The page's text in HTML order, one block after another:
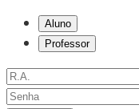
Aluno
Professor